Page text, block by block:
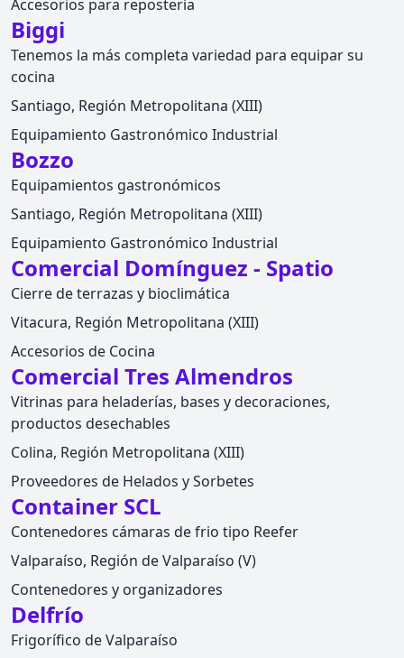
Accesorios para repostería
Biggi
Tenemos la más completa variedad para equipar su
cocina
Santiago, Región Metropolitana (XIII)
Equipamiento Gastronómico Industrial
Bozzo
Equipamientos gastronómicos
Santiago, Región Metropolitana (XIII)
Equipamiento Gastronómico Industrial
Comercial Domínguez - Spatio
Cierre de terrazas y bioclimática
Vitacura, Región Metropolitana (XIII)
Accesorios de Cocina
Comercial Tres Almendros
Vitrinas para heladerías, bases y decoraciones,
productos desechables
Colina, Región Metropolitana (XIII)
Proveedores de Helados y Sorbetes
Container SCL
Contenedores cámaras de frio tipo Reefer
Valparaíso, Región de Valparaíso (V)
Contenedores y organizadores
Delfrío
Frigorífico de Valparaíso